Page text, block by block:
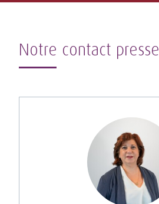
Notre contact presse